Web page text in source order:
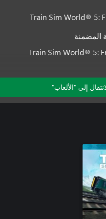
Train Sim World® 5:
المضمنة
Train Sim World® 5:
Train Sim World® 5: San
Angeles -
Train Sim World® 5: West
إلى "الألعاب"